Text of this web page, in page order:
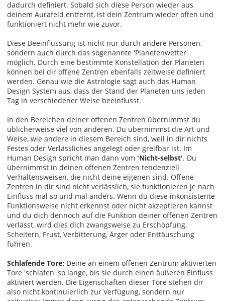
dadurch definiert. Sobald sich diese Person wieder aus
deinem Aurafeld entfernt, ist dein Zentrum wieder offen und
funktioniert nicht mehr wie zuvor.
Diese Beeinflussung ist nicht nur durch andere Personen,
sondern auch durch das sogenannte 'Planetenwetter'
möglich. Durch eine bestimmte Konstellation der Planeten
können bei dir offene Zentren ebenfalls zeitweise definiert
werden. Genau wie die Astrologie sagt auch das Human
Design System aus, dass der Stand der Planeten uns jeden
Tag in verschiedener Weise beeinflusst.
In den Bereichen deiner offenen Zentren übernimmst du
üblicherweise viel von anderen. Du übernimmst die Art und
Weise, wie andere in diesem Bereich sind, weil in dir nichts
Festes oder Verlässliches angelegt oder greifbar ist. Im
Human Design spricht man dann vom 'Nicht-selbst'. Du
übernimmst in deinen offenen Zentren tendenziell
Verhaltensweisen, die nicht deine eigenen sind. Offene
Zentren in dir sind nicht verlässlich, sie funktionieren je nach
Einfluss mal so und mal anders. Wenn du diese inkonsistente
Funktionsweise nicht erkennst oder nicht akzeptieren kannst
und du dich dennoch auf die Funktion deiner offenen Zentren
verlässt, wird dies dich zwangsweise zu Erschöpfung,
Scheitern, Frust, Verbitterung, Ärger oder Enttäuschung
führen.
Schlafende Tore: Deine an einem offenen Zentrum aktivierten
Tore 'schlafen' so lange, bis sie durch einen äußeren Einfluss
aktiviert werden. Die Eigenschaften dieser Tore stehen dir
also nicht kontinuierlich zur Verfügung, sondern nur